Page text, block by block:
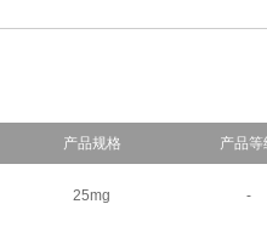
产品规格 产品等
25mg -